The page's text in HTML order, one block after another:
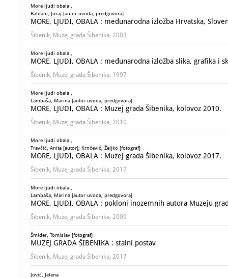
More ljudi obala ,
Baldani, Juraj [autor uvoda, predgovora]
MORE, LJUDI, OBALA : međunarodna izložba Hrvatska,
Šibenik, Muzej grada Šibenika, 2003
More ljudi obala ,
MORE, LJUDI, OBALA : međunarodna izložba slika, grafika i
Šibenik, Muzej grada Šibenika, 1997
More ljudi obala ,
Lambaša, Marina [autor uvoda, predgovora]
MORE, LJUDI, OBALA : Muzej grada Šibenika, kolovoz 2010.
Šibenik, Muzej grada Šibenika, 2010
More ljudi obala ,
Travčić, Anita [autor]; Krnčević, Željko [fotograf]
MORE, LJUDI, OBALA : Muzej grada Šibenika, kolovoz 2017.
Šibenik, Muzej grada Šibenika, 2017
More ljudi obala ,
Lambaša, Marina [autor uvoda, predgovora]
MORE, LJUDI, OBALA : pokloni inozemnih autora Muzeju
Šibenik, Muzej grada Šibenika, 2009
Šmider, Tomislav [fotograf]
MUZEJ GRADA ŠIBENIKA : stalni postav
Šibenik, Muzej grada Šibenika, 2017
Jović, Jelena